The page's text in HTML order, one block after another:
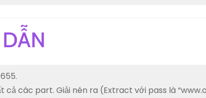
cả các part. Giải nén ra (Extract với pass là